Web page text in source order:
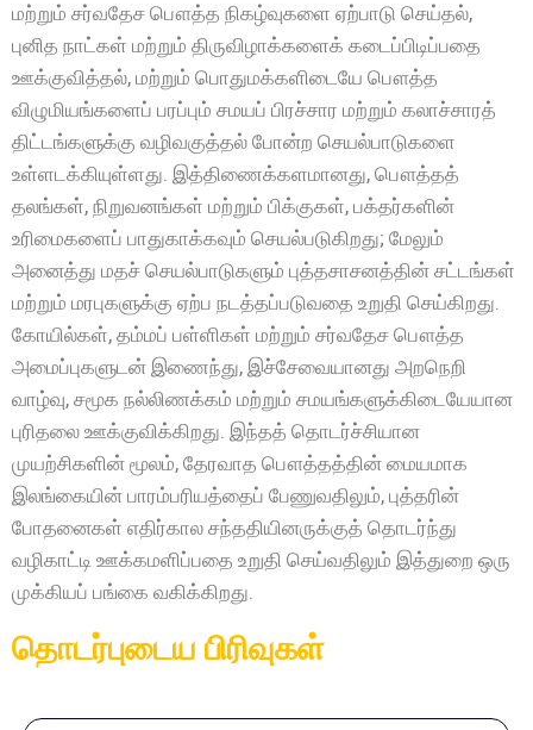
மற்றும் சர்வதேச பௌத்த நிகழ்வுகளை ஏற்பாடு செய்தல்,
புனித நாட்கள் மற்றும் திருவிழாக்களைக் கடைப்பிடிப்பதை
ஊக்குவித்தல், மற்றும் பொதுமக்களிடையே பௌத்த
விழுமியங்களைப் பரப்பும் சமயப் பிரச்சார மற்றும் கலாச்சாரத்
திட்டங்களுக்கு வழிவகுத்தல் போன்ற செயல்பாடுகளை
உள்ளடக்கியுள்ளது. இத்திணைக்களமானது, பௌத்தத்
தலங்கள், நிறுவனங்கள் மற்றும் பிக்குகள், பக்தர்களின்
உரிமைகளைப் பாதுகாக்கவும் செயல்படுகிறது; மேலும்
அனைத்து மதச் செயல்பாடுகளும் புத்தசாசனத்தின் சட்டங்கள்
மற்றும் மரபுகளுக்கு ஏற்ப நடத்தப்படுவதை உறுதி செய்கிறது.
கோயில்கள், தம்மப் பள்ளிகள் மற்றும் சர்வதேச பௌத்த
அமைப்புகளுடன் இணைந்து, இச்சேவையானது அறநெறி
வாழ்வு, சமூக நல்லிணக்கம் மற்றும் சமயங்களுக்கிடையேயான
புரிதலை ஊக்குவிக்கிறது. இந்தத் தொடர்ச்சியான
முயற்சிகளின் மூலம், தேரவாத பௌத்தத்தின் மையமாக
இலங்கையின் பாரம்பரியத்தைப் பேணுவதிலும், புத்தரின்
போதனைகள் எதிர்கால சந்ததியினருக்குத் தொடர்ந்து
வழிகாட்டி ஊக்கமளிப்பதை உறுதி செய்வதிலும் இத்துறை ஒரு
முக்கியப் பங்கை வகிக்கிறது.
தொடர்புடைய பிரிவுகள்